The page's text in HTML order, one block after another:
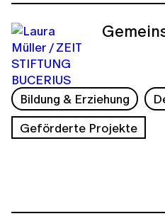
Bildung & Erziehung
Geförderte Projekte